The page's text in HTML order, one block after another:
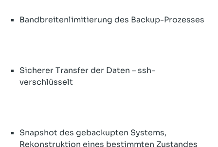
Bandbreitenlimitierung des Backup-Prozesses
Sicherer Transfer der Daten – ssh-
verschlüsselt
Snapshot des gebackupten Systems,
Rekonstruktion eines bestimmten Zustandes